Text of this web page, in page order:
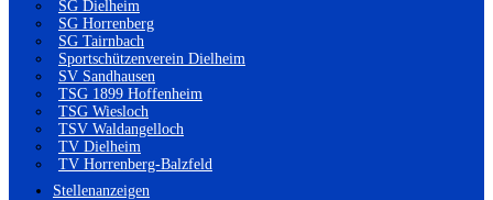
SG Dielheim
SG Horrenberg
SG Tairnbach
Sportschützenverein Dielheim
SV Sandhausen
TSG 1899 Hoffenheim
TSG Wiesloch
TSV Waldangelloch
TV Dielheim
TV Horrenberg-Balzfeld
Stellenanzeigen